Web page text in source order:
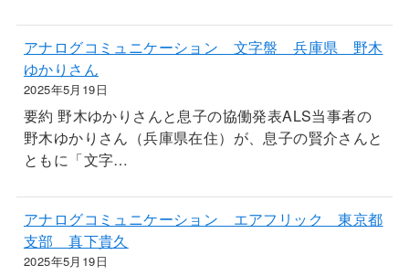
アナログコミュニケーション 文字盤 兵庫県 野木
ゆかりさん
2025年5月19日
要約 野木ゆかりさんと息子の協働発表ALS当事者の
野木ゆかりさん（兵庫県在住）が、息子の賢介さんと
ともに「文字…
アナログコミュニケーション エアフリック 東京都
支部 真下貴久
2025年5月19日